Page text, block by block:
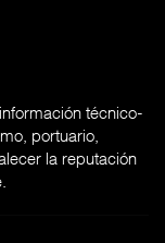
técnico-
portuario,
la reputación